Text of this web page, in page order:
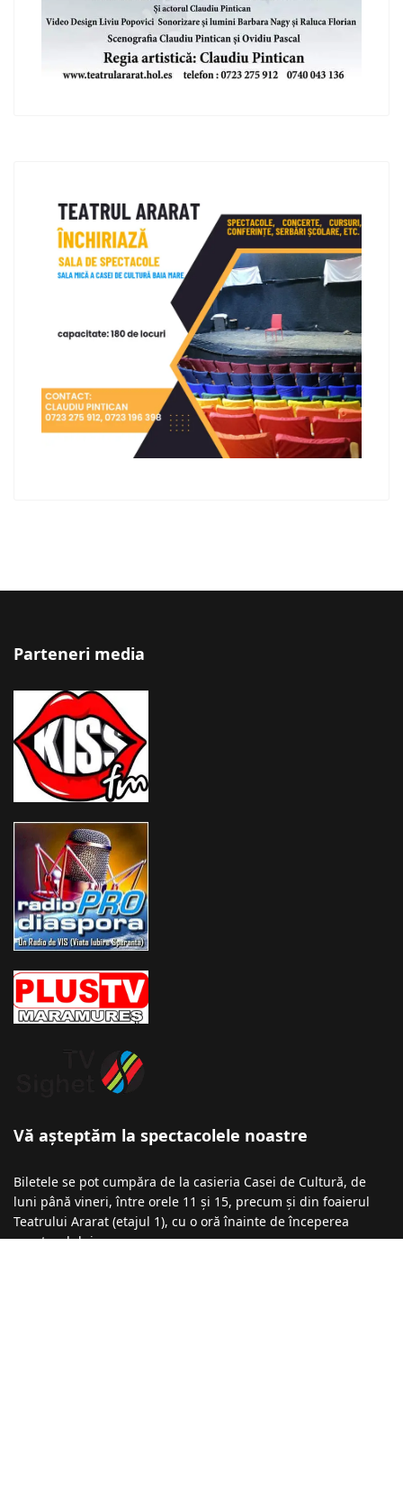
Parteneri media
Vă așteptăm la spectacolele noastre
Biletele se pot cumpăra de la casieria Casei de Cultură, de
luni până vineri, între orele 11 și 15, precum și din foaierul
Teatrului Ararat (etajul 1), cu o oră înainte de începerea
spectacolului.